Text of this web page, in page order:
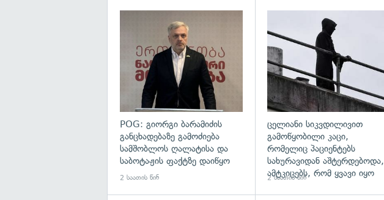
POG: გიორგი ბარამიძის
განცხადებაზე გამოძიება
სამშობლოს ღალატისა და
საბოტაჟის ფაქტზე დაიწყო
2 საათის წინ
ცელიანი სიკვდილივით
გამოწყობილი კაცი,
რომელიც პაციენტებს
სახურავიდან აშტერდებოდა,
ამტკიცებს, რომ ყვავი იყო
2 საათის წინ